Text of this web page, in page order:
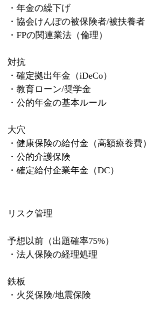
・年金の繰下げ
・協会けんぽの被保険者/被扶養者
・ FPの関連業法（倫理）
対抗
・確定拠出年金（iDeCo）
・教育ローン/奨学金
・公的年金の基本ルール
大穴
・健康保険の給付金（高額療養費）
・公的介護保険
・確定給付企業年金（DC ）
リスク管理
予想以前（出題確率75%）
・法人保険の経理処理
鉄板
・火災保険/地震保険